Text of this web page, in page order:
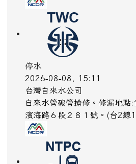
停水
2026-08-08, 15:11
台灣自來水公司
自來水管破管搶修。修漏地點
濱海路６段２８１號。(台2線